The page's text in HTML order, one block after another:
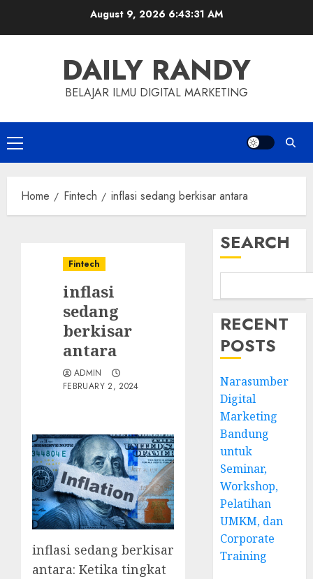
August 9, 2026 6:43:32 AM
DAILY RANDY
BELAJAR ILMU DIGITAL MARKETING
Primary
Menu
Home Fintech inflasi sedang berkisar antara
Fintech
inflasi
sedang
berkisar
antara
ADMIN
FEBRUARY 2, 2024
inflasi sedang berkisar
antara: Ketika tingkat
SEARCH
RECENT
POSTS
Narasumber
Digital
Marketing
Bandung
untuk
Seminar,
Workshop,
Pelatihan
UMKM, dan
Corporate
Training